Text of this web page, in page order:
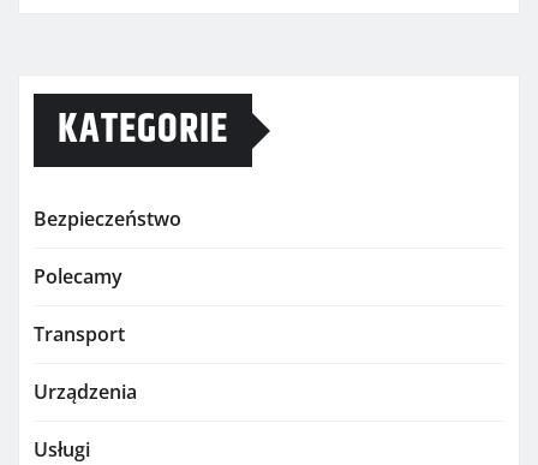
KATEGORIE
Bezpieczeństwo
Polecamy
Transport
Urządzenia
Usługi